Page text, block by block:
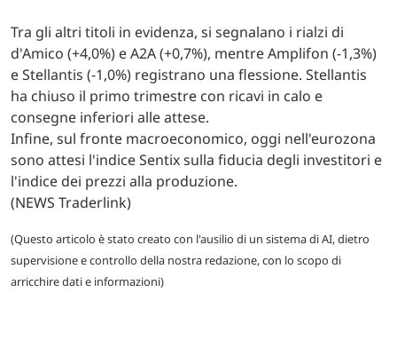
Tra gli altri titoli in evidenza, si segnalano i rialzi di
d'Amico (+4,0%) e A2A (+0,7%), mentre Amplifon (-1,3%)
e Stellantis (-1,0%) registrano una flessione. Stellantis
ha chiuso il primo trimestre con ricavi in calo e
consegne inferiori alle attese.
Infine, sul fronte macroeconomico, oggi nell'eurozona
sono attesi l'indice Sentix sulla fiducia degli investitori e
l'indice dei prezzi alla produzione.
(NEWS Traderlink)
(Questo articolo è stato creato con l'ausilio di un sistema di AI, dietro
supervisione e controllo della nostra redazione, con lo scopo di
arricchire dati e informazioni)